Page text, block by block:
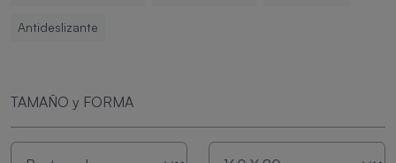
Antideslizante
TAMAÑO y FORMA